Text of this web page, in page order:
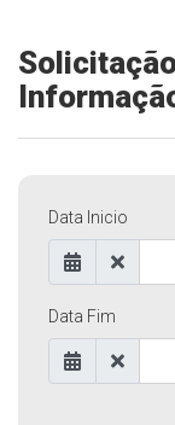
Data Inicio
Data Fim